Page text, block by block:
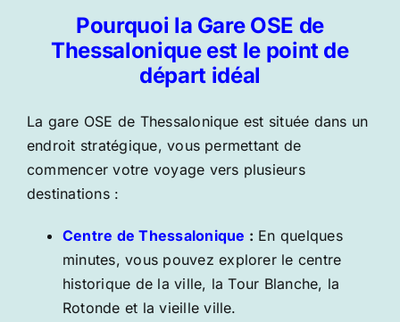
Pourquoi la Gare OSE de
Thessalonique est le point de
départ idéal
La gare OSE de Thessalonique est située dans un
endroit stratégique, vous permettant de
commencer votre voyage vers plusieurs
destinations :
Centre de Thessalonique : En quelques
minutes, vous pouvez explorer le centre
historique de la ville, la Tour Blanche, la
Rotonde et la vieille ville.